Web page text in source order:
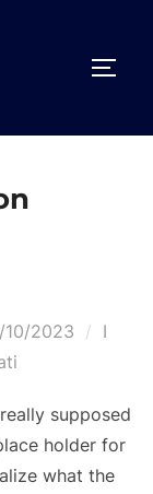
10/2023
I
supposed
holder for
what the